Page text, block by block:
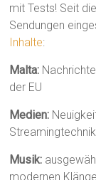
mit Tests! Seit die
Sendungen
Inhalte:
Malta:
der EU
Medien:
Musik:
modernen